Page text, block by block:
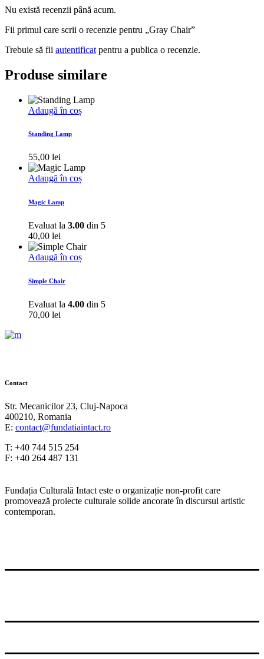
Nu există recenzii până acum.
Fii primul care scrii o recenzie pentru „Gray Chair”
Trebuie să fii autentificat pentru a publica o recenzie.
Produse similare
Adaugă în coș
Standing Lamp
55,00 lei
Adaugă în coș
Magic Lamp
Evaluat la 3.00 din 5
40,00 lei
Adaugă în coș
Simple Chair
Evaluat la 4.00 din 5
70,00 lei
Contact
Str. Mecanicilor 23, Cluj-Napoca
400210, Romania
E: contact@fundatiaintact.ro
T: +40 744 515 254
F: +40 264 487 131
Fundația Culturală Intact este o organizație non-profit care
promovează proiecte culturale solide ancorate în discursul artistic
contemporan.